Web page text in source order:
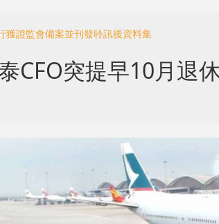
獲證監會備案並刊發聆訊後資料集
CFO突提早10月退